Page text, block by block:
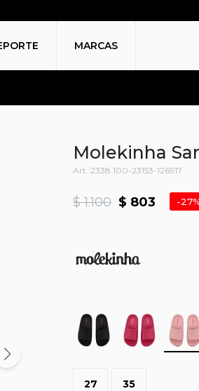
MARCAS
Molekinha
2338.100-23153-126917
$ 803
$ 1.100 27
27 35